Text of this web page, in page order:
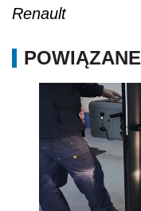
Renault
POWIĄZANE